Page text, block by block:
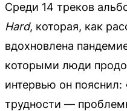
Среди 14 треков
Hard, которая, как
вдохновлена
которыми люди
интервью он
трудности —